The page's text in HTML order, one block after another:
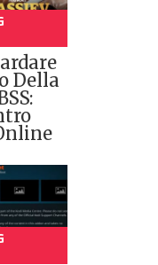
Della